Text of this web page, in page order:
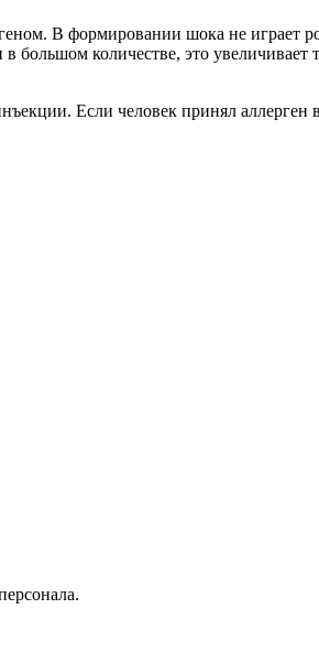
В формировании шока не играет
количестве, это увеличивает
Если человек принял аллерген